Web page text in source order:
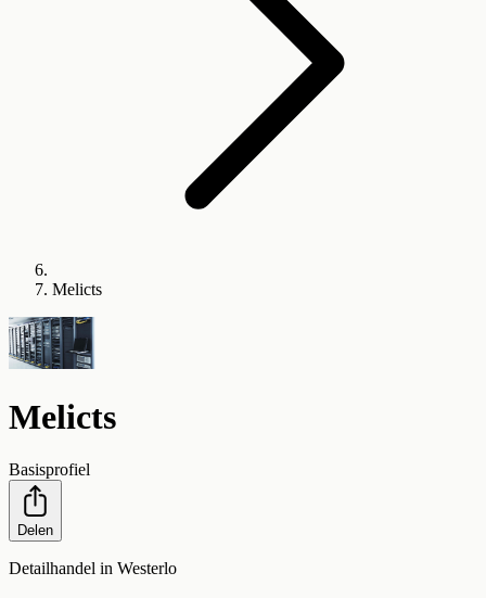
Melicts
Melicts
Basisprofiel
Delen
Detailhandel in Westerlo